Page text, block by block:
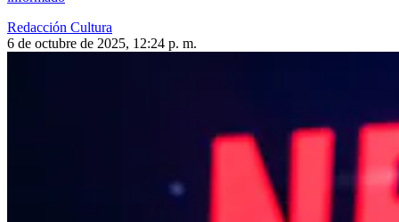
Redacción Cultura
6 de octubre de 2025, 12:24 p. m.